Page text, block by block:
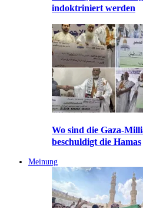
indoktriniert werden
Wo sind die Gaza-
beschuldigt die Hamas
Meinung